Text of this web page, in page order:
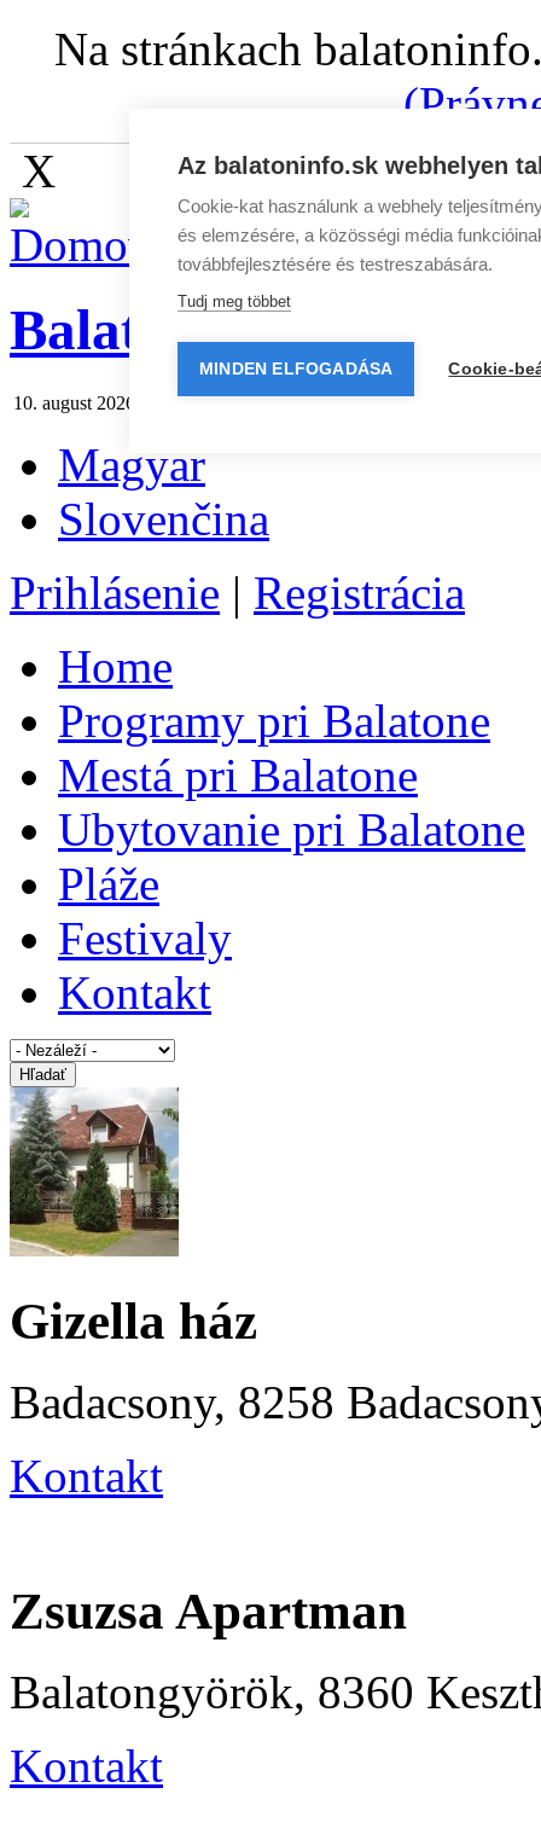
Na stránkach
X
BalatonInfo.sk
10. august 2026 pondelok Dnes:VavrinecZajtra:Zuzana
Magyar
Slovenčina
Prihlásenie | Registrácia
Home
Programy pri Balatone
Mestá pri Balatone
Ubytovanie pri Balatone
Pláže
Festivaly
Kontakt
Gizella ház
Badacsony, 8258
Kontakt
Zsuzsa Apartman
Balatongyörök, 8360
Kontakt
Az balatoninfo.sk webhelyen
Cookie-kat használunk a webhely
és elemzésére, a közösségi média
továbbfejlesztésére és testreszabására.
Tudj meg többet
MINDEN ELFOGADÁSA Cookie-